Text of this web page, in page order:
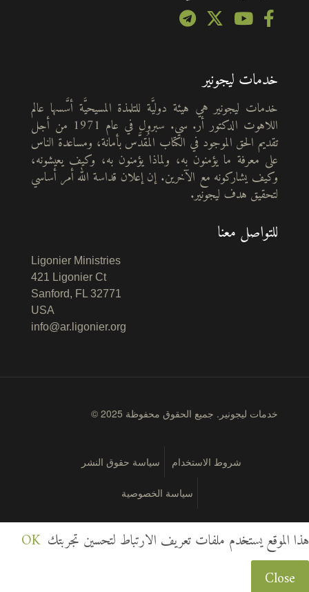
خدمات ليجونير
خدمات ليجونير هي هيئة دوليَّة للتلمذة المسيحيَّة أسَّسها عالم
اللاهوت الدكتور أر. سي. سبرول في عام 1971 من أجل
تقديم الحق الموجود في الكتاب المُقدَّس بأمانة، ومساعدة الناس
على معرفة ما يؤمنون به، ولماذا يؤمنون به، وكيف يعيشونه،
وكيف يشاركونه مع الآخرين. إن إعلان قداسة الله أمر أساسي
لتحقيق هدف ليجونير.
للتواصل معنا
Ligonier Ministries
421 Ligonier Ct
Sanford, FL 32771
USA
info@ar.ligonier.org
© 2025 خدمات ليجونير. جميع الحقوق محفوظة
شروط الاستخدام سياسة حقوق النشر
سياسة الخصوصية
هذا الموقع يستخدم ملفات تعريف الارتباط لتحسين تجربتك OK
Close